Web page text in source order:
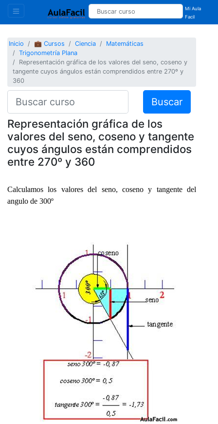
Mi Aula
Facil
Inicio 💼 Cursos Ciencia
Matemáticas
Trigonometría Plana
Representación gráfica de los valores del seno, coseno y
tangente cuyos ángulos están comprendidos entre 270º y
360
Buscar
Representación gráfica de los
valores del seno, coseno y tangente
cuyos ángulos están comprendidos
entre 270º y 360
Calculamos los valores del seno, coseno y tangente del
angulo de 300º